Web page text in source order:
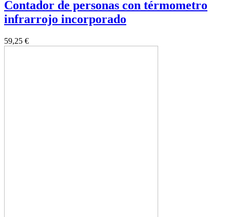
Contador de personas con térmometro
infrarrojo incorporado
59,25 €